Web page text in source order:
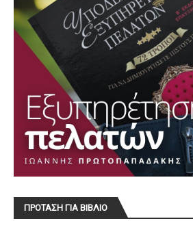
ΠΡΟΤΑΣΗ ΓΙΑ ΒΙΒΛΙΟ